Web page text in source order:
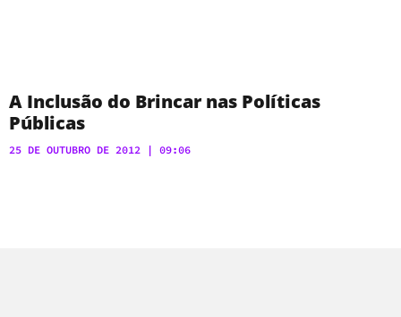
A Inclusão do Brincar nas Políticas
Públicas
25 DE OUTUBRO DE 2012 09:06